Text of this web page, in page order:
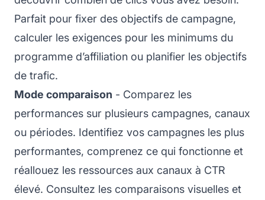
Parfait pour fixer des objectifs de campagne,
calculer les exigences pour les minimums du
programme d’affiliation ou planifier les objectifs
de trafic.
Mode comparaison - Comparez les
performances sur plusieurs campagnes, canaux
ou périodes. Identifiez vos campagnes les plus
performantes, comprenez ce qui fonctionne et
réallouez les ressources aux canaux à CTR
élevé. Consultez les comparaisons visuelles et